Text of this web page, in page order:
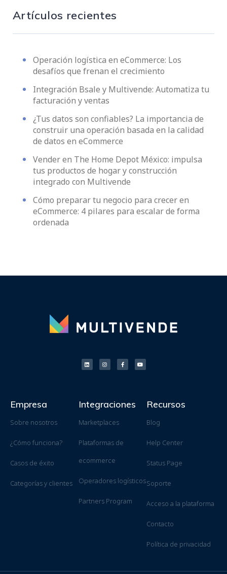
Artículos recientes
Operación logística en eCommerce: Los
desafíos que frenan el crecimiento
Integración Bsale y Multivende: Automatiza tu
facturación y ventas
¿Tus datos son confiables? La importancia de
construir una operación basada en la calidad
de datos en eCommerce
Vender en The Home Depot México: impulsa
tus productos de hogar y construcción
integrado con Multivende
Cómo preparar tu negocio para crecer en
eCommerce: 4 pilares para escalar de forma
ordenada
Empresa
Sobre nosotros
¿Cómo funciona?
Casos de éxito
Categorías y clientes
Integraciones
Marketplaces
Plataformas de
ecommerce
Operadores logísticos
Partners Program
Recursos
Blog
Help Center
Status Page
Soporte
Acceso a la plataforma
Contacto
Política de privacidad